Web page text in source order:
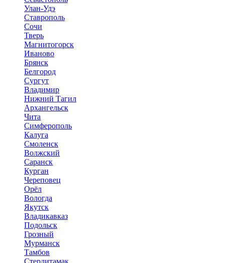
Улан-Удэ
Ставрополь
Сочи
Тверь
Магнитогорск
Иваново
Брянск
Белгород
Сургут
Владимир
Нижний Тагил
Архангельск
Чита
Симферополь
Калуга
Смоленск
Волжский
Саранск
Курган
Череповец
Орёл
Вологда
Якутск
Владикавказ
Подольск
Грозный
Мурманск
Тамбов
Стерлитамак